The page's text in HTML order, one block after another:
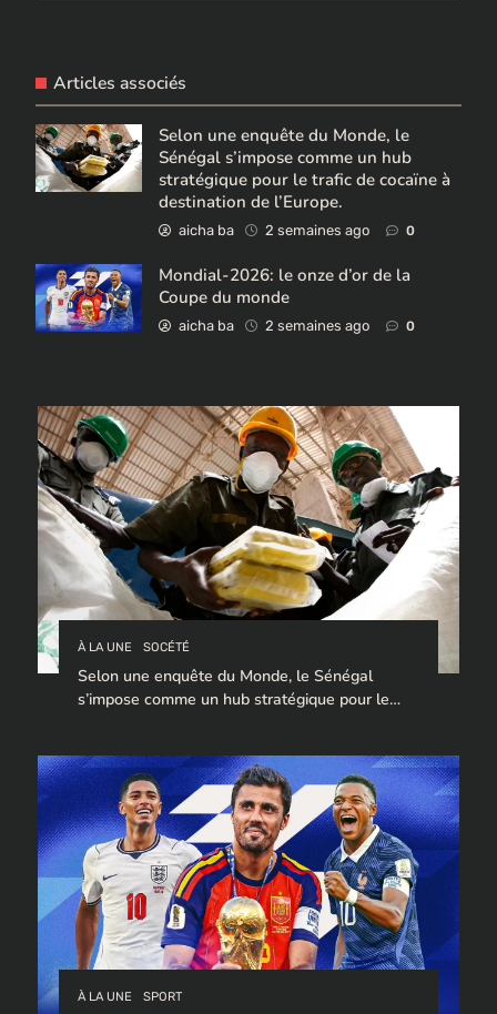
Articles associés
Selon une enquête du Monde, le
Sénégal s’impose comme un hub
stratégique pour le trafic de cocaïne à
destination de l’Europe.
aicha ba 2 semaines ago 0
Mondial-2026: le onze d’or de la
Coupe du monde
aicha ba 2 semaines ago 0
À LA UNE SOCÉTÉ
Selon une enquête du Monde, le Sénégal
s’impose comme un hub stratégique pour le
À LA UNE SPORT